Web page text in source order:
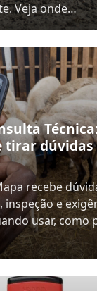
Veja onde…
tirar dúvidas
recebe
e
usar, como